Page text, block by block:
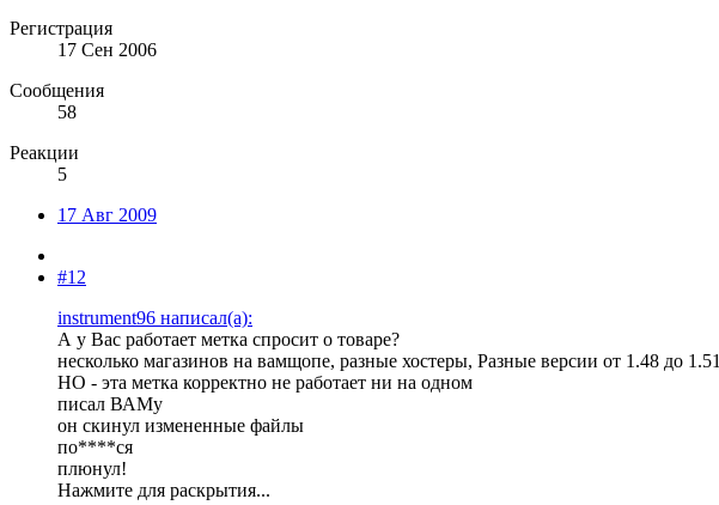
Регистрация
17 Сен 2006
Сообщения
58
Реакции
5
17 Авг 2009
#12
instrument96 написал(а):
А у Вас работает метка спросит о товаре?
несколько магазинов на вамщопе, разные хостеры, Разные версии от 1.48 до 1.51
НО - эта метка корректно не работает ни на одном
писал ВАМу
он скинул измененные файлы
по****ся
плюнул!
Нажмите для раскрытия...